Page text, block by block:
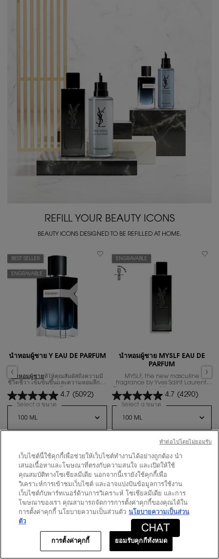
REFILL YOUR BEAUTY ICONS
BEAUTY ICONS DESIGNED TO BE REFILLED AT HOME.
Y EAU DE PARFUM
BEST SELLER
ENGRAVABLE
นํ้าหอมผู้ชาย Y EAU DE PARFUM
น้ำหอมผู้ชายที่ให้คุณสัมผัสถึงความมี
ชีวิตชีวา เข้มข้นขึ้นและความหอมลึกลับ
4.7 (5092)
Select a ขนาด for นํ้าหอมผู้ชาย Y EAU DE PARFUM
ใส่ตะกร้านํ้าหอมผู้ชาย Y EAU DE PARFUM
ENGRAVABLE
น้ำหอมผู้ชาย MYSLF EAU DE
PARFUM
MYSLF, the new masculine
fragrance by Yves Saint Laurent.
with all your nuances.
4.7 (4290)
Select a ขนาด for น้ำหอมผู้ชาย
ราคาเก่า ราคาใหม่
฿4,840
ใส่ตะกร้าน้ำหอมผู้ชาย
ข้อเสนอพิเศษออนไลน์
เว็บไซต์นี้ใช้คุกกี้เพื่อช่วยให้เว็บไซต์ทำงานได้อย่างถูกต้อง นำ
เสนอเนื้อหาและโฆษณาที่ตรงกับความสนใจ และเปิดให้ใช้
คุณสมบัติทางโซเชียลมีเดีย นอกจากนี้เรายังใช้คุกกี้เพื่อ
วิเคราะห์การเข้าชมเว็บไซต์ และอาจแบ่งปันข้อมูลการใช้งาน
เว็บไซต์กับพาร์ทเนอร์ด้านการวิเคราะห์ โซเชียลมีเดีย และการ
โฆษณาของเรา คุณสามารถจัดการการตั้งค่าคุกกี้ของคุณได้ใน
การตั้งค่าคุกกี้ นโยบายความเป็นส่วนตัว นโยบายความเป็นส่วน
ตัว
การตั้งค่าคุกกี้ ยอมรับคุกกี้ทั้งหมด
ทําต่อไปโดยไม่ยอมรับ